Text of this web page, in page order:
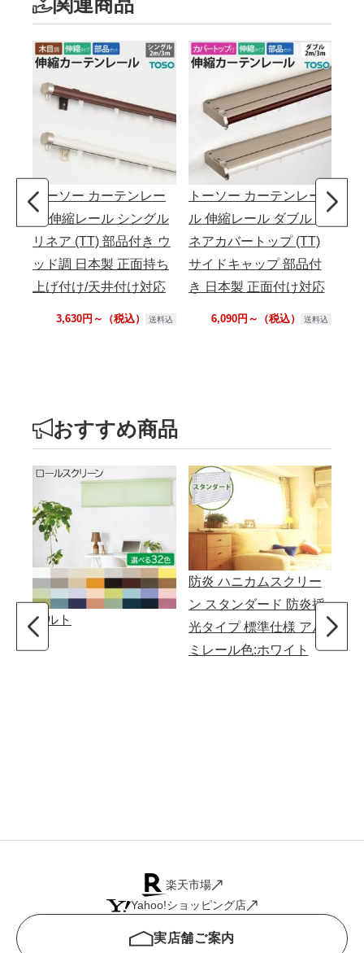
トーソー カーテンレー
ル 伸縮レール シングル
リネア (TT) 部品付き ウ
ッド調 日本製 正面持ち
上げ付け/天井付け対応
3,630円～（税込） 送料込
トーソー カーテンレー
ル 伸縮レール ダブル リ
ネアカバートップ (TT)
サイドキャップ 部品付
き 日本製 正面付け対応
6,090円～（税込） 送料込
おすすめ商品
コルト
防炎 ハニカムスクリー
ン スタンダード 防炎採
光タイプ 標準仕様 アル
ミレール色:ホワイト
楽天市場
Yahoo!ショッピング店
実店舗ご案内